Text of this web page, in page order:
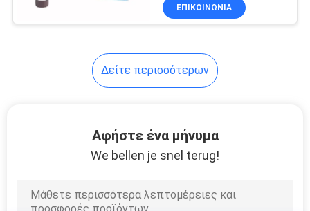
Δημιουργική
ΕΠΙΚΟΙΝΩΝΊΑ
Δείτε περισσότερων
Αφήστε ένα μήνυμα
We bellen je snel terug!